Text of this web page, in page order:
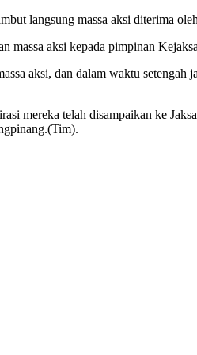
langsung massa aksi diterima
massa aksi kepada pimpinan
aksi, dan dalam waktu
mereka telah disampaikan ke